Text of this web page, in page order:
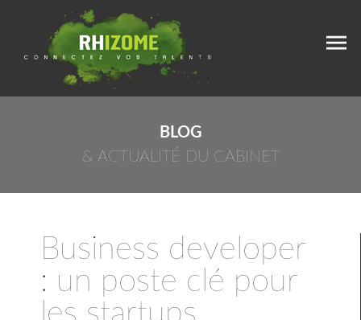
BLOG
& ACTUALITÉ DU CABINET
Business developer
: un poste clé pour
les startups